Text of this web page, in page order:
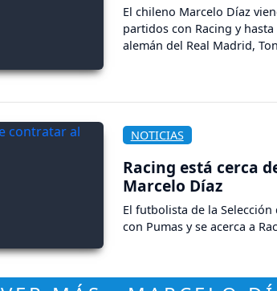
El chileno Marcelo Díaz
partidos con Racing y
alemán del Real Madrid,
NOTICIAS
Racing está cerca
Marcelo Díaz
El futbolista de la
con Pumas y se acerca a